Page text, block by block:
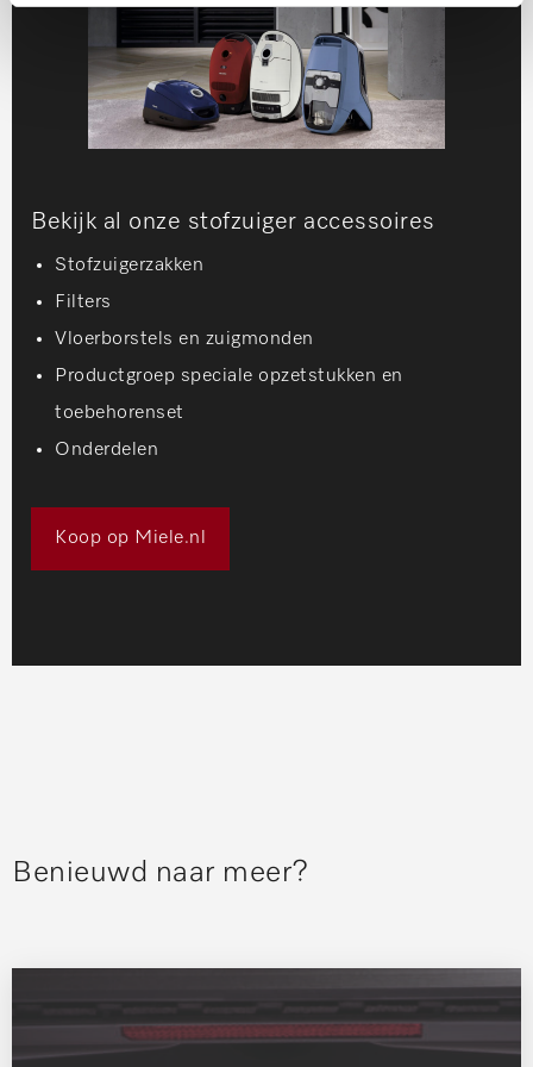
Bekijk al onze stofzuiger accessoires
Stofzuigerzakken
Filters
Vloerborstels en zuigmonden
Productgroep speciale opzetstukken en
toebehorenset
Onderdelen
Koop op Miele.nl
Benieuwd naar meer?